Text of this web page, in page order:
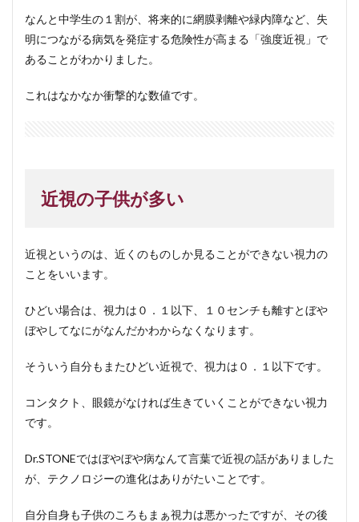
なんと中学生の１割が、将来的に網膜剥離や緑内障など、失
明につながる病気を発症する危険性が高まる「強度近視」で
あることがわかりました。
これはなかなか衝撃的な数値です。
近視の子供が多い
近視というのは、近くのものしか見ることができない視力の
ことをいいます。
ひどい場合は、視力は０．１以下、１０センチも離すとぼや
ぼやしてなにがなんだかわからなくなります。
そういう自分もまたひどい近視で、視力は０．１以下です。
コンタクト、眼鏡がなければ生きていくことができない視力
です。
Dr.STONEではぼやぼや病なんて言葉で近視の話がありました
が、テクノロジーの進化はありがたいことです。
自分自身も子供のころもまぁ視力は悪かったですが、その後